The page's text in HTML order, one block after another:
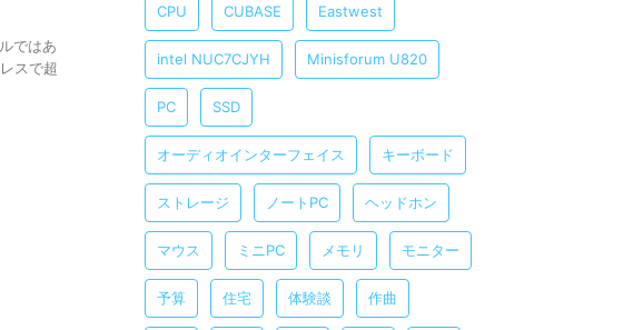
ではあ
スで超
CPU CUBASE Eastwest
intel NUC7CJYH Minisforum U820
PC SSD
オーディオインターフェイス キーボード
ストレージ ノートPC ヘッドホン
マウス ミニPC メモリ モニター
予算 住宅 体験談 作曲